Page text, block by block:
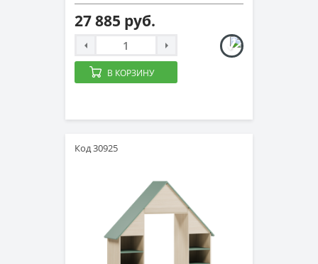
27 885 руб.
В КОРЗИНУ
Код 30925